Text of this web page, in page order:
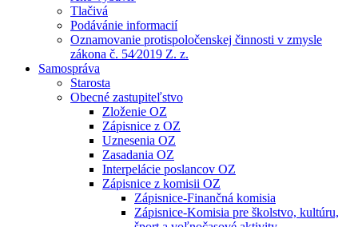
Tlačivá
Podávánie informacií
Oznamovanie protispoločenskej činnosti v zmysle
zákona č. 54⁄2019 Z. z.
Samospráva
Starosta
Obecné zastupiteľstvo
Zloženie OZ
Zápisnice z OZ
Uznesenia OZ
Zasadania OZ
Interpelácie poslancov OZ
Zápisnice z komisii OZ
Zápisnice-Finančná komisia
Zápisnice-Komisia pre školstvo, kultúru,